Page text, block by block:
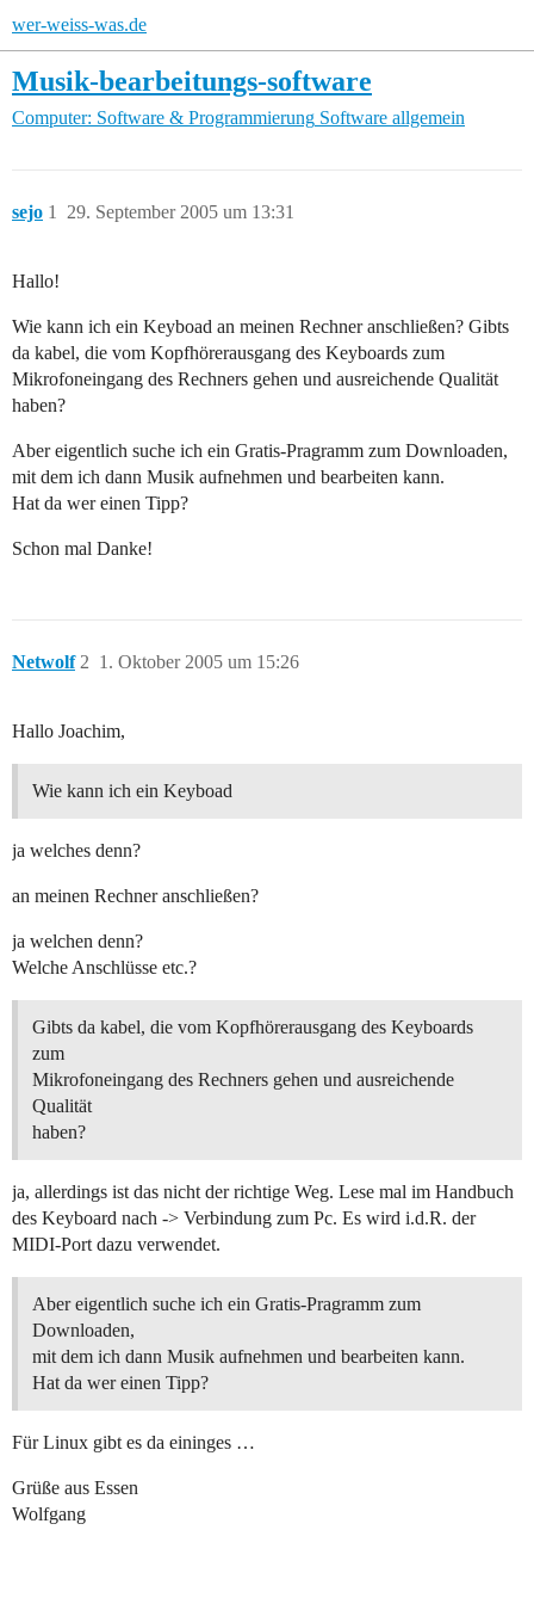
wer-weiss-was.de
Musik-bearbeitungs-software
Computer: Software & Programmierung Software allgemein
sejo 29. September 2005 um 13:31
1
Hallo!
Wie kann ich ein Keyboad an meinen Rechner anschließen? Gibts
da kabel, die vom Kopfhörerausgang des Keyboards zum
Mikrofoneingang des Rechners gehen und ausreichende Qualität
haben?
Aber eigentlich suche ich ein Gratis-Pragramm zum Downloaden,
mit dem ich dann Musik aufnehmen und bearbeiten kann.
Hat da wer einen Tipp?
Schon mal Danke!
Netwolf 1. Oktober 2005 um 15:26
2
Hallo Joachim,
Wie kann ich ein Keyboad
ja welches denn?
an meinen Rechner anschließen?
ja welchen denn?
Welche Anschlüsse etc.?
Gibts da kabel, die vom Kopfhörerausgang des Keyboards
zum
Mikrofoneingang des Rechners gehen und ausreichende
Qualität
haben?
ja, allerdings ist das nicht der richtige Weg. Lese mal im Handbuch
des Keyboard nach -> Verbindung zum Pc. Es wird i.d.R. der
MIDI-Port dazu verwendet.
Aber eigentlich suche ich ein Gratis-Pragramm zum
Downloaden,
mit dem ich dann Musik aufnehmen und bearbeiten kann.
Hat da wer einen Tipp?
Für Linux gibt es da eininges …
Grüße aus Essen
Wolfgang